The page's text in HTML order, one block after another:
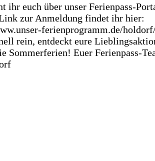
ihr euch über unser Ferienpass-
zur Anmeldung findet ihr hier:
ferienprogramm.de/
rein, entdeckt eure
Sommerferien! Euer Ferienpass-